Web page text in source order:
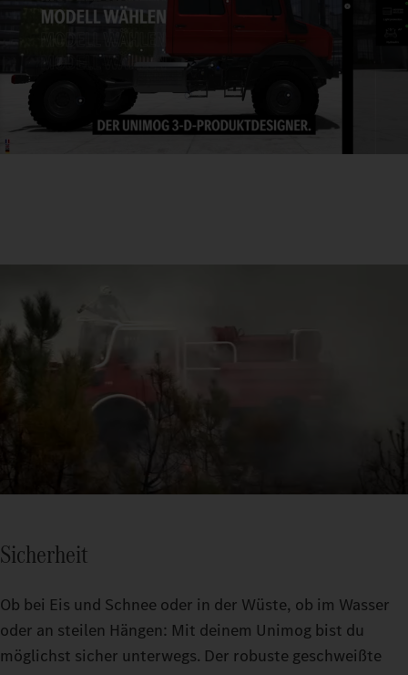
Sicherheit
Ob bei Eis und Schnee oder in der Wüste, ob im Wasser
oder an steilen Hängen: Mit deinem Unimog bist du
möglichst sicher unterwegs. Der robuste geschweißte